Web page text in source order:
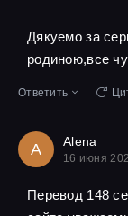
Дякуемо за
родиною,все
Ответить
A Alena
16 июня
Перевод 148